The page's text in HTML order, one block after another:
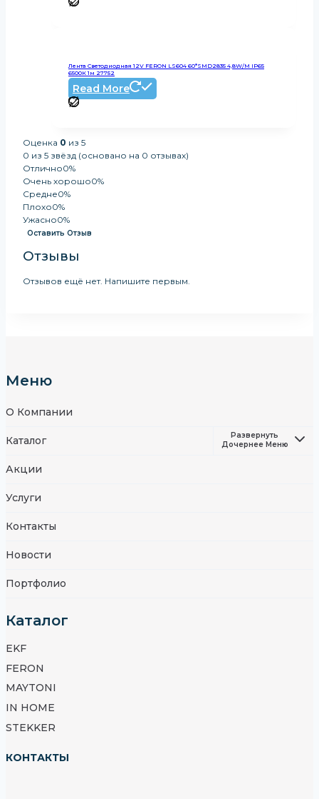
Лента Светодиодная 12V FERON LS604 60*SMD2835 4,8W/m IP65
6500К 1м 27752
Read More
Оценка 0 из 5
0 из 5 звёзд (основано на 0 отзывах)
Отлично0%
Очень хорошо0%
Средне0%
Плохо0%
Ужасно0%
Оставить Отзыв
Отзывы
Отзывов ещё нет. Напишите первым.
Меню
О Компании
Каталог
Развернуть
Дочернее Меню
Акции
Услуги
Контакты
Новости
Портфолио
Каталог
EKF
FERON
MAYTONI
IN HOME
STEKKER
КОНТАКТЫ